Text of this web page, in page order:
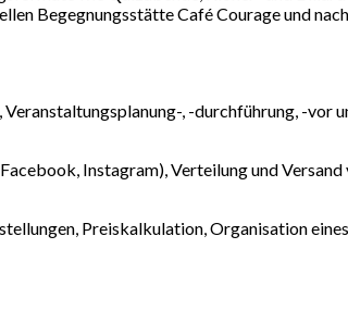
Begegnungsstätte Café Courage und
, -durchführung, -vor
Instagram), Verteilung und
Preiskalkulation, Organisation